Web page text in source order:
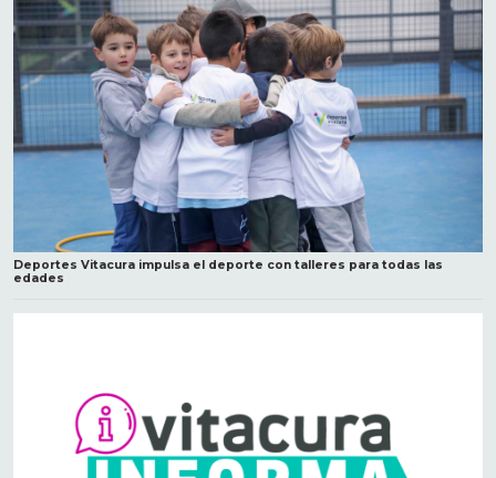
Deportes Vitacura impulsa el deporte con talleres para todas las
edades